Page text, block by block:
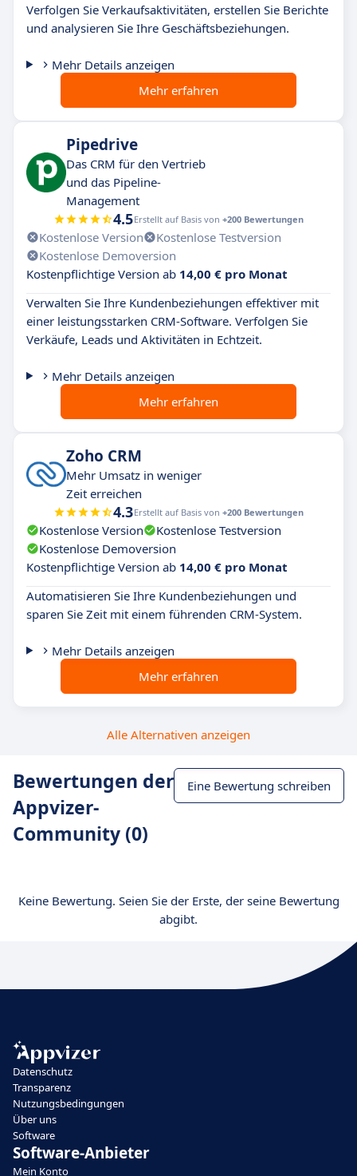
Verfolgen Sie Verkaufsaktivitäten, erstellen Sie Berichte
und analysieren Sie Ihre Geschäftsbeziehungen.
Mehr Details anzeigen
Mehr erfahren
Pipedrive
Das CRM für den Vertrieb
und das Pipeline-
Management
4.5Erstellt auf Basis von +200 Bewertungen
Kostenlose Version
Kostenlose Testversion
Kostenlose Demoversion
Kostenpflichtige Version ab 14,00 € pro Monat
Verwalten Sie Ihre Kundenbeziehungen effektiver mit
einer leistungsstarken CRM-Software. Verfolgen Sie
Verkäufe, Leads und Aktivitäten in Echtzeit.
Mehr Details anzeigen
Mehr erfahren
Zoho CRM
Mehr Umsatz in weniger
Zeit erreichen
4.3Erstellt auf Basis von +200 Bewertungen
Kostenlose Version
Kostenlose Testversion
Kostenlose Demoversion
Kostenpflichtige Version ab 14,00 € pro Monat
Automatisieren Sie Ihre Kundenbeziehungen und
sparen Sie Zeit mit einem führenden CRM-System.
Mehr Details anzeigen
Mehr erfahren
Alle Alternativen anzeigen
Bewertungen der
Appvizer-
Community (0)
Eine Bewertung schreiben
Keine Bewertung. Seien Sie der Erste, der seine Bewertung
abgibt.
Datenschutz
Transparenz
Nutzungsbedingungen
Über uns
Software
Software-Anbieter
Mein Konto